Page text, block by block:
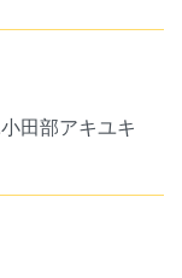
田部アキユキ